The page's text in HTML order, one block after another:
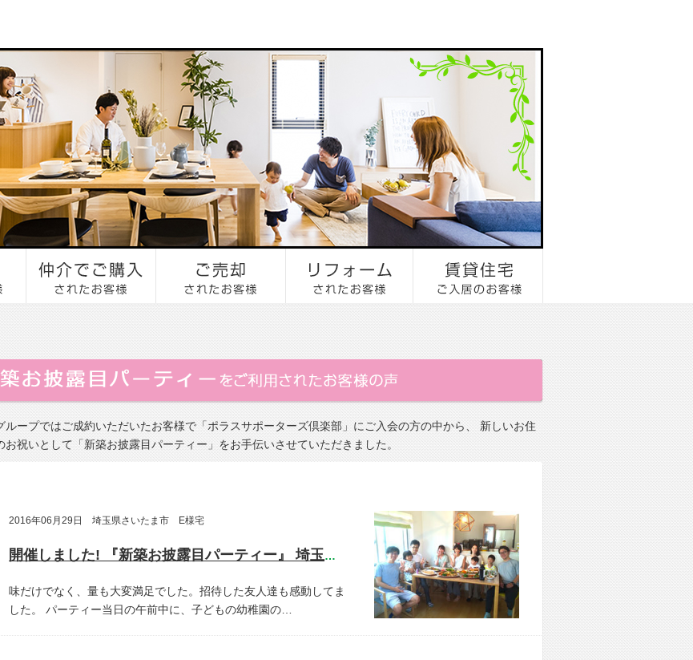
ループではご成約いただいたお客様で「ポラスサポーターズ倶楽部」にご入会の方の中から、 新しいお住
お祝いとして「新築お披露目パーティー」をお手伝いさせていただきました。
2016年06月29日 埼玉県さいたま市 E様宅
開催しました! 『新築お披露目パーティー』 埼玉県さいたま市 E様宅
味だけでなく、量も大変満足でした。招待した友人達も感動してま
した。
パーティー当日の午前中に、子どもの幼稚園の…